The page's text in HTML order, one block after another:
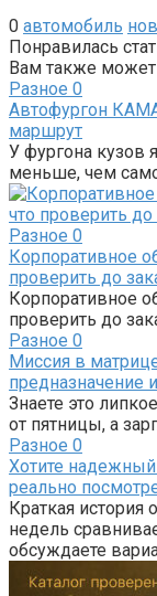
0 автомобиль
Понравилась
Вам также
Разное 0
Автофургон
маршрут
У фургона кузов
меньше, чем
Разное 0
Корпоративное
проверить до
Корпоративное
проверить до
Разное 0
Миссия в
предназначение
Знаете это
от пятницы, а
Разное 0
Хотите надежный
реально
Краткая
недель
обсуждаете